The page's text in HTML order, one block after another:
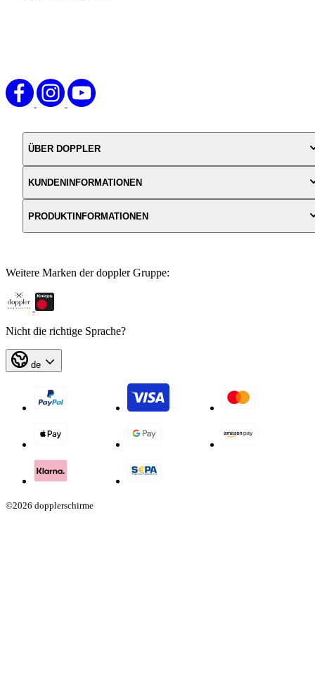
ÜBER DOPPLER
KUNDENINFORMATIONEN
PRODUKTINFORMATIONEN
Weitere Marken der doppler Gruppe:
Nicht die richtige Sprache?
de
©2026 dopplerschirme